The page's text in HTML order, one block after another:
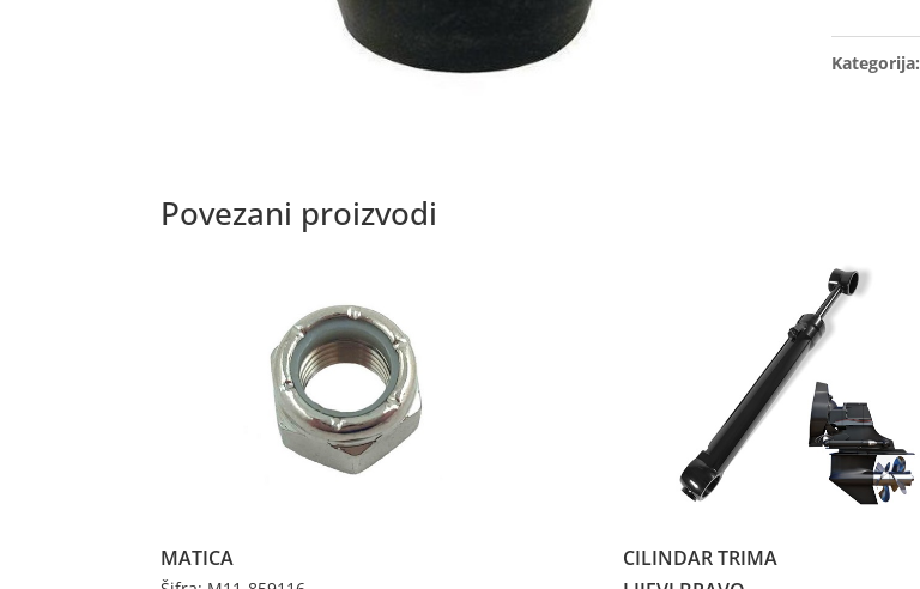
CILINDRA
količina
Kategorija:
Povezani proizvodi
MATICA
CILINDAR TRIMA